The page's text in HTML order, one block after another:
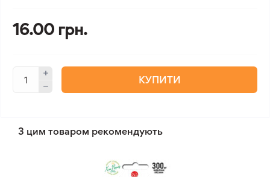
16.00 грн.
КУПИТИ
З цим товаром рекомендують